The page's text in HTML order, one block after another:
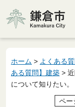
鎌倉市
ホーム > よくある
ある質問】建築 >
について知りたい。
ペー